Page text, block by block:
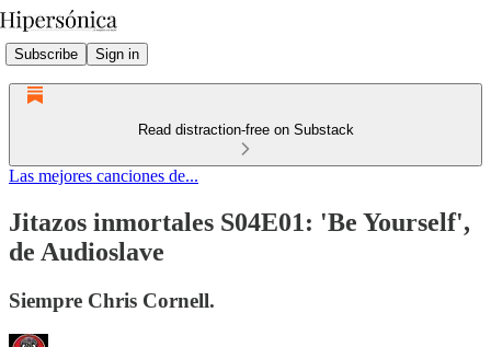
Subscribe Sign in
Read distraction-free on Substack
Las mejores canciones de...
Jitazos inmortales S04E01: 'Be Yourself',
de Audioslave
Siempre Chris Cornell.